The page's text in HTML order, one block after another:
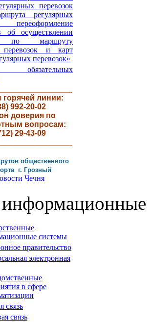
перевозок
регулярных
переоформление
об осуществлении
по маршруту
перевозок и карт
перевозок»
обязательных
линии:
992-20-02
доверия по
вопросам:
29-43-09
общественного
г. Грозный
системы
правительство
электронная
в сфере
связь
связь